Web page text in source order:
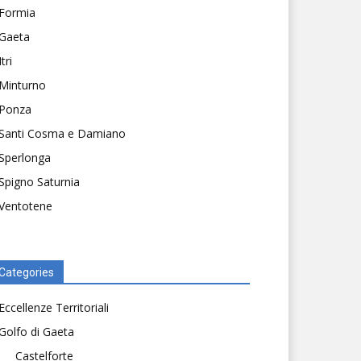
Cosma e Damiano
Saturnia
Territoriali
di Gaeta
Castelforte